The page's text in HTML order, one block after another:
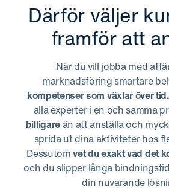
Därför väljer
framför att
När du vill jobba med
marknadsföring smartare
kompetenser som växlar över tid.
alla experter i en och samma
billigareän att anställa och
sprida ut dina aktiviteter hos
Dessutomvet du exakt vad det
och du slipper långa
din nuvarande